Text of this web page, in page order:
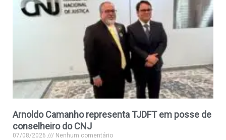
Arnoldo Camanho representa TJDFT em posse de
conselheiro do CNJ
07/08/2026 Nenhum comentário